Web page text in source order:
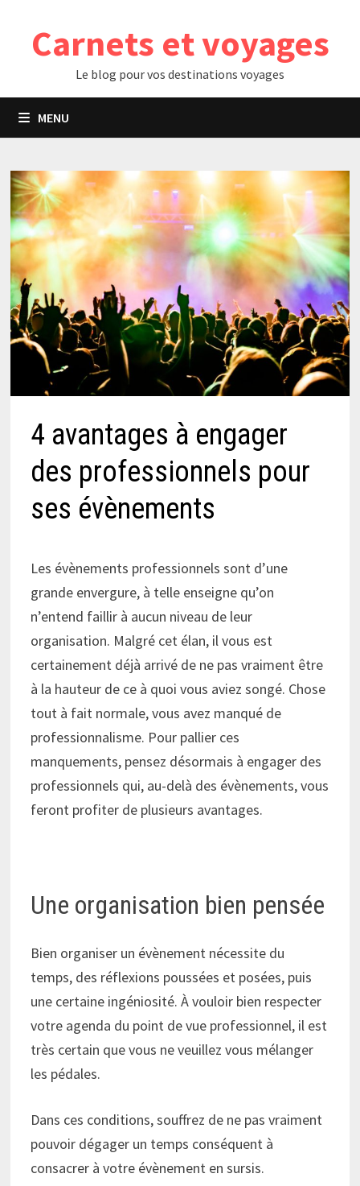
contenuCarnets et voyages
Le blog pour vos destinations voyages
MENU
4 avantages à engager
des professionnels pour
ses évènements
Les évènements professionnels sont d’une
grande envergure, à telle enseigne qu’on
n’entend faillir à aucun niveau de leur
organisation. Malgré cet élan, il vous est
certainement déjà arrivé de ne pas vraiment être
à la hauteur de ce à quoi vous aviez songé. Chose
tout à fait normale, vous avez manqué de
professionnalisme. Pour pallier ces
manquements, pensez désormais à engager des
professionnels qui, au-delà des évènements, vous
feront profiter de plusieurs avantages.
Une organisation bien pensée
Bien organiser un évènement nécessite du
temps, des réflexions poussées et posées, puis
une certaine ingéniosité. À vouloir bien respecter
votre agenda du point de vue professionnel, il est
très certain que vous ne veuillez vous mélanger
les pédales.
Dans ces conditions, souffrez de ne pas vraiment
pouvoir dégager un temps conséquent à
consacrer à votre évènement en sursis.